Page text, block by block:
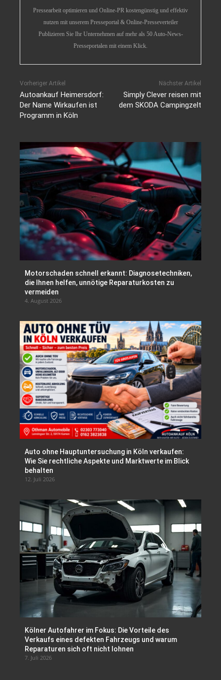
Pressearbeit optimieren und Online-PR kostengünstig und effektiv
nutzen mit unserem Presseportal & Online-Presseverteiler
Publizieren Sie Ihr Unternehmen auf mehr als 50 Auto-News-
Presseportalen mit einem Klick.
Vorheriger Artikel
Autoankauf Heimersdorf:
Der Name Wirkaufen ist
Programm in Köln
Nächster Artikel
Simply Clever reisen mit
dem SKODA Campingzelt
Motorschaden schnell erkannt: Diagnosetechniken,
die Ihnen helfen, unnötige Reparaturkosten zu
vermeiden
4. August 2026
Auto ohne Hauptuntersuchung in Köln verkaufen:
Wie Sie rechtliche Aspekte und Marktwerte im Blick
behalten
12. Juli 2026
Kölner Autofahrer im Fokus: Die Vorteile des
Verkaufs eines defekten Fahrzeugs und warum
Reparaturen sich oft nicht lohnen
7. Juli 2026